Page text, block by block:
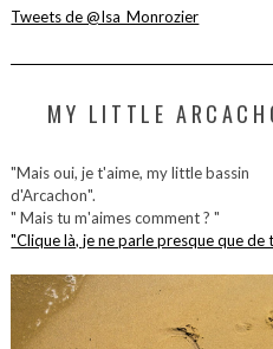
Tweets de @Isa_Monrozier
MY LITTLE
"Mais oui, je t'aime, my little bassin
d'Arcachon".
" Mais tu m'aimes comment ? "
"Clique là, je ne parle presque que de